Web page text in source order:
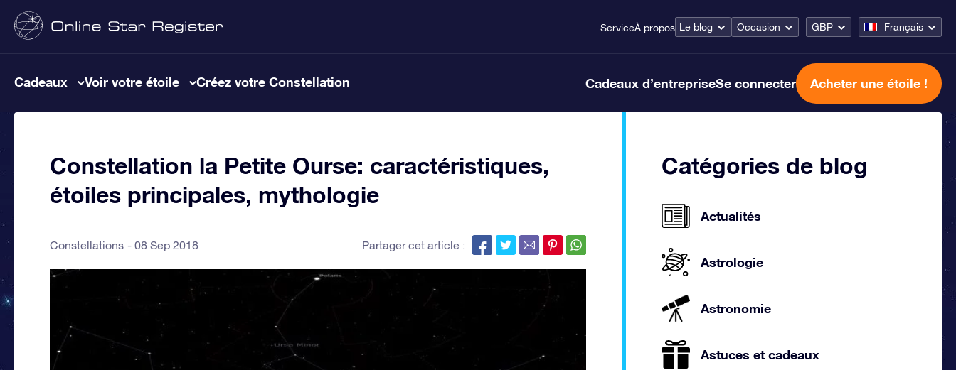
ServiceÀ propos Le blog Occasion GBP Français
Cadeaux Voir votre étoile Créez votre Constellation Cadeaux d’entrepriseSe connecter Acheter une étoile !
Constellation la Petite Ourse: caractéristiques,
étoiles principales, mythologie
Constellations 08 Sep 2018 Partager cet article :
Catégories de blog
Actualités
Astrologie
Astronomie
Astuces et cadeaux